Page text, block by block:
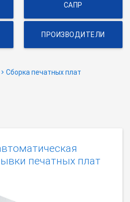
САПР
ПРОИЗВОДИТЕЛИ
Сборка печатных плат
печатных плат